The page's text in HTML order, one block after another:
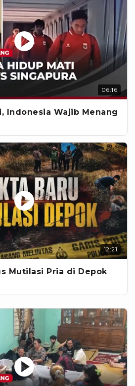
06:16
Indonesia Wajib Menang
12:21
Mutilasi Pria di Depok